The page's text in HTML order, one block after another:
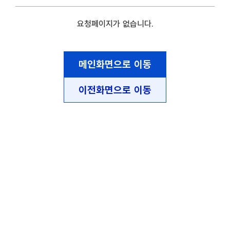
요청페이지가 없습니다.
메인화면으로 이동
이전화면으로 이동